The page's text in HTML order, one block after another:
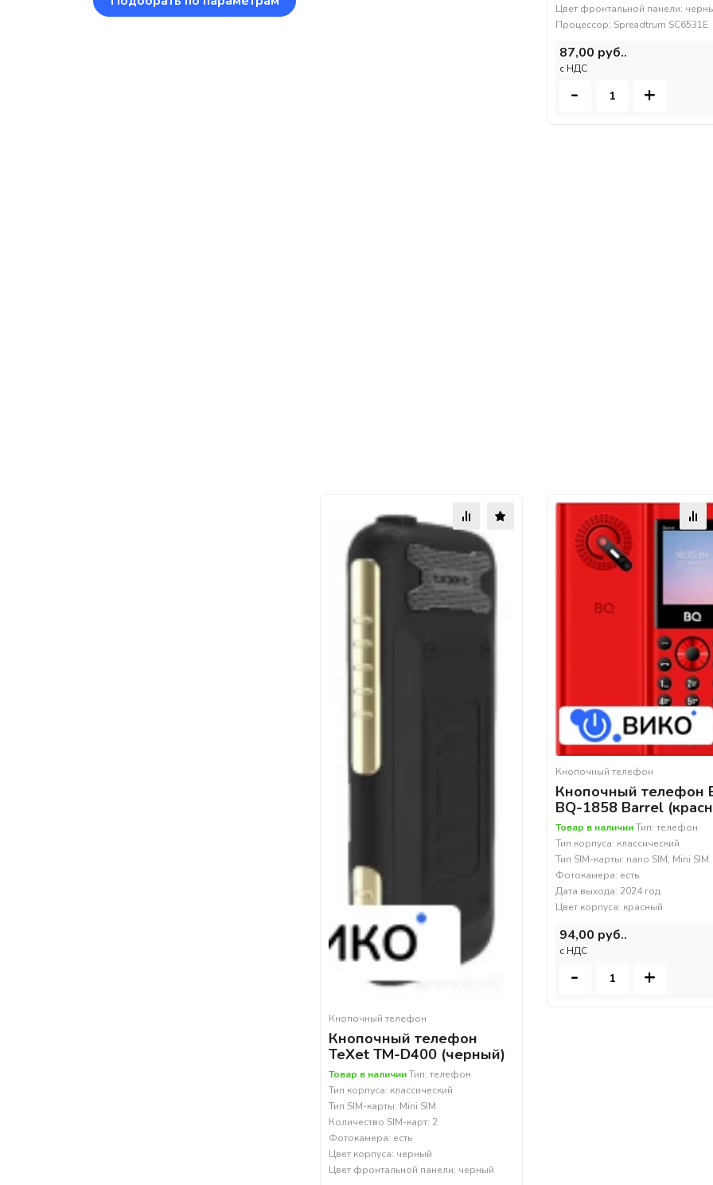
Цвет фронтальной панели:
Процессор: Spreadtrum SC6531E
87,00 руб..
c НДС
- +
Кнопочный телефон
Кнопочный телефон
TeXet TM-D400 (черный)
Товар в наличииТип: телефон
Тип корпуса: классический
Тип SIM-карты: Mini SIM
Количество SIM-карт: 2
Фотокамера: есть
Цвет корпуса: черный
Цвет фронтальной панели: черный
Кнопочный телефон
Кнопочный телефон
BQ-1858 Barrel
Товар в наличииТип: телефон
Тип корпуса: классический
Тип SIM-карты: nano SIM, Mini SIM
Фотокамера: есть
Дата выхода: 2024 год
Цвет корпуса: красный
94,00 руб..
c НДС
- +